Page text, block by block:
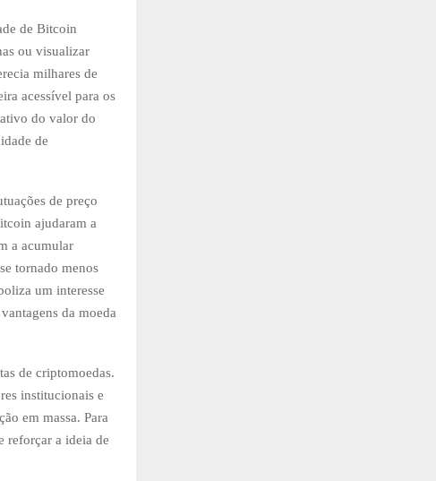
de Bitcoin
ou visualizar
milhares de
acessível para os
do valor do
de
de preço
ajudaram a
a acumular
tornado menos
um interesse
da moeda
de criptomoedas.
institucionais e
em massa. Para
reforçar a ideia de